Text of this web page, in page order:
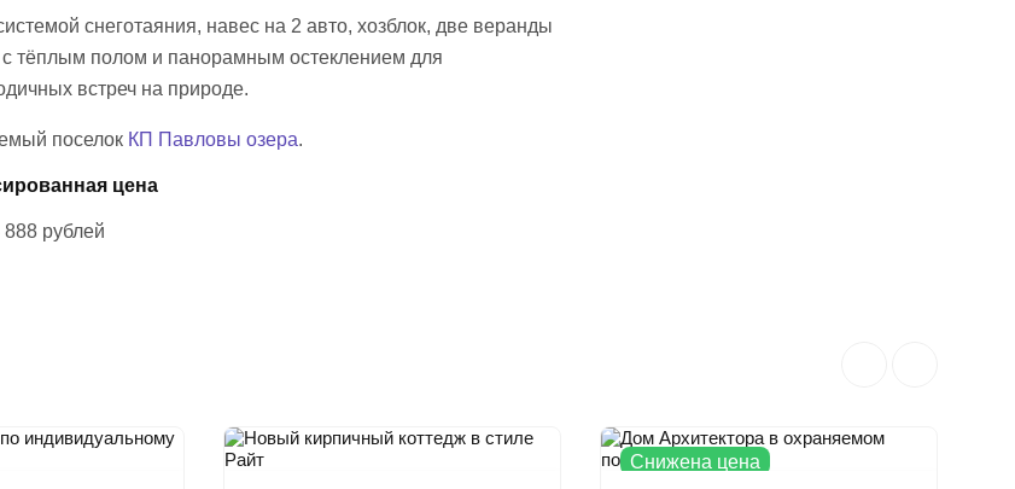
снеготаяния, навес на 2 авто, хозблок, две веранды
тёплым полом и панорамным остеклением для
встреч на природе.
поселок КП Павловы озера.
цена
888 рублей
Снижена цена